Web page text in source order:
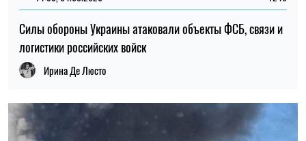
Силы обороны Украины атаковали объекты ФСБ, связи и
логистики российских войск
Ирина Де Люсто